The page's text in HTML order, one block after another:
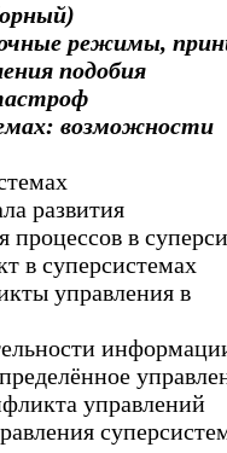
режимы,
подобия
возможности
развития
процессов в
в суперсистемах
управления в
управлений